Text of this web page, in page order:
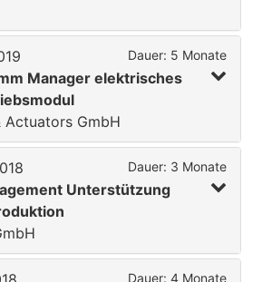
Dauer: 5 Monate
Manager elektrisches
GmbH
Dauer: 3 Monate
Unterstützung
Dauer: 4 Monate